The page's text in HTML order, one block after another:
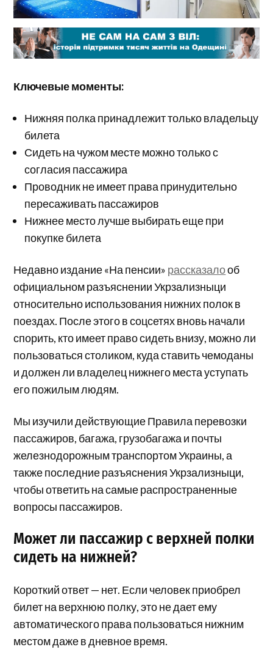
Ключевые моменты:
Нижняя полка принадлежит только владельцу
билета
Сидеть на чужом месте можно только с
согласия пассажира
Проводник не имеет права принудительно
пересаживать пассажиров
Нижнее место лучше выбирать еще при
покупке билета
Недавно издание «На пенсии» рассказалооб
официальном разъяснении Укрзализныци
относительно использования нижних полок в
поездах. После этого в соцсетях вновь начали
спорить, кто имеет право сидеть внизу, можно ли
пользоваться столиком, куда ставить чемоданы
и должен ли владелец нижнего места уступать
его пожилым людям.
Мы изучили действующие Правила перевозки
пассажиров, багажа, грузобагажа и почты
железнодорожным транспортом Украины, а
также последние разъяснения Укрзализныци,
чтобы ответить на самые распространенные
вопросы пассажиров.
Может ли пассажир с верхней полки
сидеть на нижней?
Короткий ответ — нет. Если человек приобрел
билет на верхнюю полку, это не дает ему
автоматического права пользоваться нижним
местом даже в дневное время.